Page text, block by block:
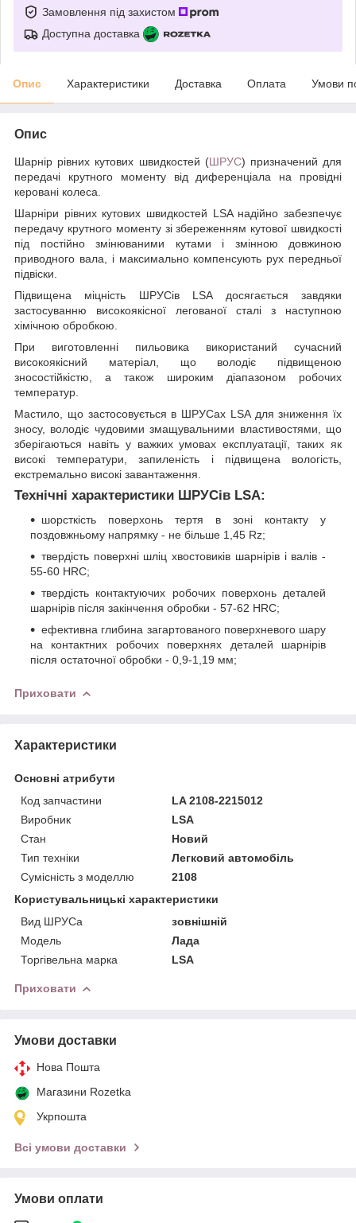
Замовлення під захистом
Доступна доставка
Опис Характеристики Доставка Оплата Умови
Опис
Шарнір рівних кутових швидкостей (ШРУС) призначений для
передачі крутного моменту від диференціала на провідні
керовані колеса.
Шарніри рівних кутових швидкостей LSA надійно забезпечує
передачу крутного моменту зі збереженням кутової швидкості
під постійно змінюваними кутами і змінною довжиною
приводного вала, і максимально компенсують рух передньої
підвіски.
Підвищена міцність ШРУСів LSA досягається завдяки
застосуванню високоякісної легованої сталі з наступною
хімічною обробкою.
При виготовленні пильовика використаний сучасний
високоякісний матеріал, що володіє підвищеною
зносостійкістю, а також широким діапазоном робочих
температур.
Мастило, що застосовується в ШРУСах LSA для зниження їх
зносу, володіє чудовими змащувальними властивостями, що
зберігаються навіть у важких умовах експлуатації, таких як
високі температури, запиленість і підвищена вологість,
екстремально високі завантаження.
Технічні характеристики ШРУСів LSA:
шорсткість поверхонь тертя в зоні контакту у
поздовжньому напрямку - не більше 1,45 Rz;
твердість поверхні шліц хвостовиків шарнірів і валів -
55-60 HRC;
твердість контактуючих робочих поверхонь деталей
шарнірів після закінчення обробки - 57-62 HRC;
ефективна глибина загартованого поверхневого шару
на контактних робочих поверхнях деталей шарнірів
після остаточної обробки - 0,9-1,19 мм;
Приховати
Характеристики
Основні атрибути
Код запчастини
LA 2108-2215012
Виробник
LSA
Стан
Новий
Тип техніки
Легковий автомобіль
Сумісність з моделлю
2108
Користувальницькі характеристики
Вид ШРУСа
зовнішній
Мoдель
Лада
Торгівельна марка
LSA
Приховати
Умови доставки
Нова Пошта
Магазини Rozetka
Укрпошта
Всі умови доставки
Умови оплати